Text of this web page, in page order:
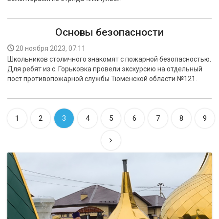
Основы безопасности
20 ноября 2023, 07:11
Школьников столичного знакомят с пожарной безопасностью.
Для ребят из с. Горьковка провели экскурсию на отдельный
пост противопожарной службы Тюменской области №121.
1 2 3 4 5 6 7 8 9